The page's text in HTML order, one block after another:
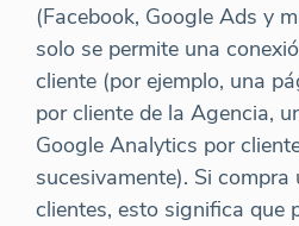
(Facebook, Google Ads y
solo se permite una
cliente (por ejemplo, una
por cliente de la Agencia,
Google Analytics por
sucesivamente). Si
clientes, esto significa que